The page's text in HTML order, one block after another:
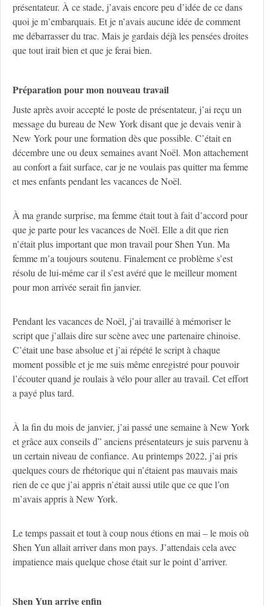
présentateur. À ce stade, j’avais encore peu d’idée de ce dans
quoi je m’embarquais. Et je n’avais aucune idée de comment
me débarrasser du trac. Mais je gardais déjà les pensées droites
que tout irait bien et que je ferai bien.
Préparation pour mon nouveau travail
Juste après avoir accepté le poste de présentateur, j’ai reçu un
message du bureau de New York disant que je devais venir à
New York pour une formation dès que possible. C’était en
décembre une ou deux semaines avant Noël. Mon attachement
au confort a fait surface, car je ne voulais pas quitter ma femme
et mes enfants pendant les vacances de Noël.
À ma grande surprise, ma femme était tout à fait d’accord pour
que je parte pour les vacances de Noël. Elle a dit que rien
n’était plus important que mon travail pour Shen Yun. Ma
femme m’a toujours soutenu. Finalement ce problème s’est
résolu de lui-même car il s’est avéré que le meilleur moment
pour mon arrivée serait fin janvier.
Pendant les vacances de Noël, j’ai travaillé à mémoriser le
script que j’allais dire sur scène avec une partenaire chinoise.
C’était une base absolue et j’ai répété le script à chaque
moment possible et je me suis même enregistré pour pouvoir
l’écouter quand je roulais à vélo pour aller au travail. Cet effort
a payé plus tard.
À la fin du mois de janvier, j’ai passé une semaine à New York
et grâce aux conseils d” anciens présentateurs je suis parvenu à
un certain niveau de confiance. Au printemps 2022, j’ai pris
quelques cours de rhétorique qui n’étaient pas mauvais mais
rien de ce que j’ai appris n’était aussi utile que ce que l’on
m’avais appris à New York.
Le temps passait et tout à coup nous étions en mai – le mois où
Shen Yun allait arriver dans mon pays. J’attendais cela avec
impatience mais quelque chose était sur le point d’arriver.
Shen Yun arrive enfin